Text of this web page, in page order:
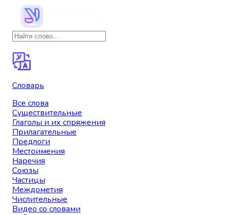
Словарь
Все слова
Существительные
Глаголы и их спряжения
Прилагательные
Предлоги
Местоимения
Наречия
Союзы
Частицы
Междометия
Числительные
Видео со словами